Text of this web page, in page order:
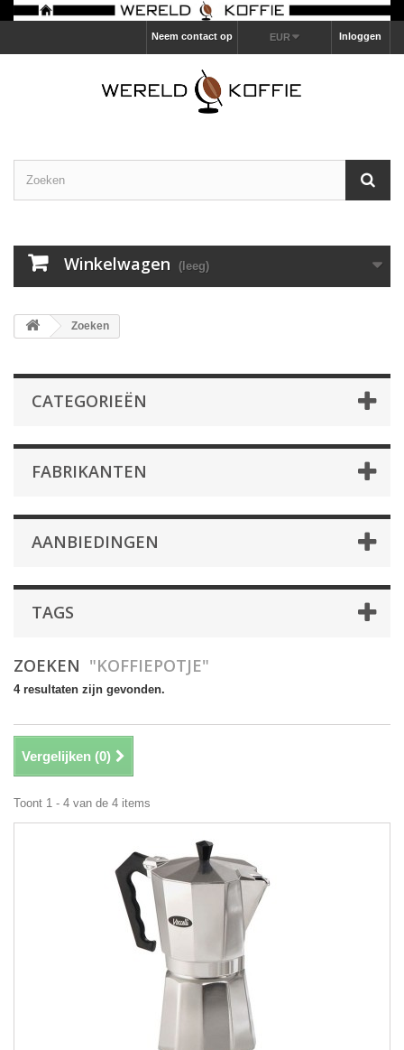
Inloggen
EUR
Neem contact op
Winkelwagen (leeg)
Zoeken
CATEGORIEËN
FABRIKANTEN
AANBIEDINGEN
TAGS
ZOEKEN "KOFFIEPOTJE"
4 resultaten zijn gevonden.
Vergelijken (0)
Toont 1 - 4 van de 4 items